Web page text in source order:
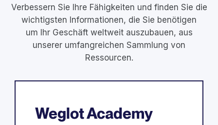
Verbessern Sie Ihre Fähigkeiten und finden Sie die
wichtigsten Informationen, die Sie benötigen
um Ihr Geschäft weltweit auszubauen, aus
unserer umfangreichen Sammlung von
Ressourcen.
Weglot Academy